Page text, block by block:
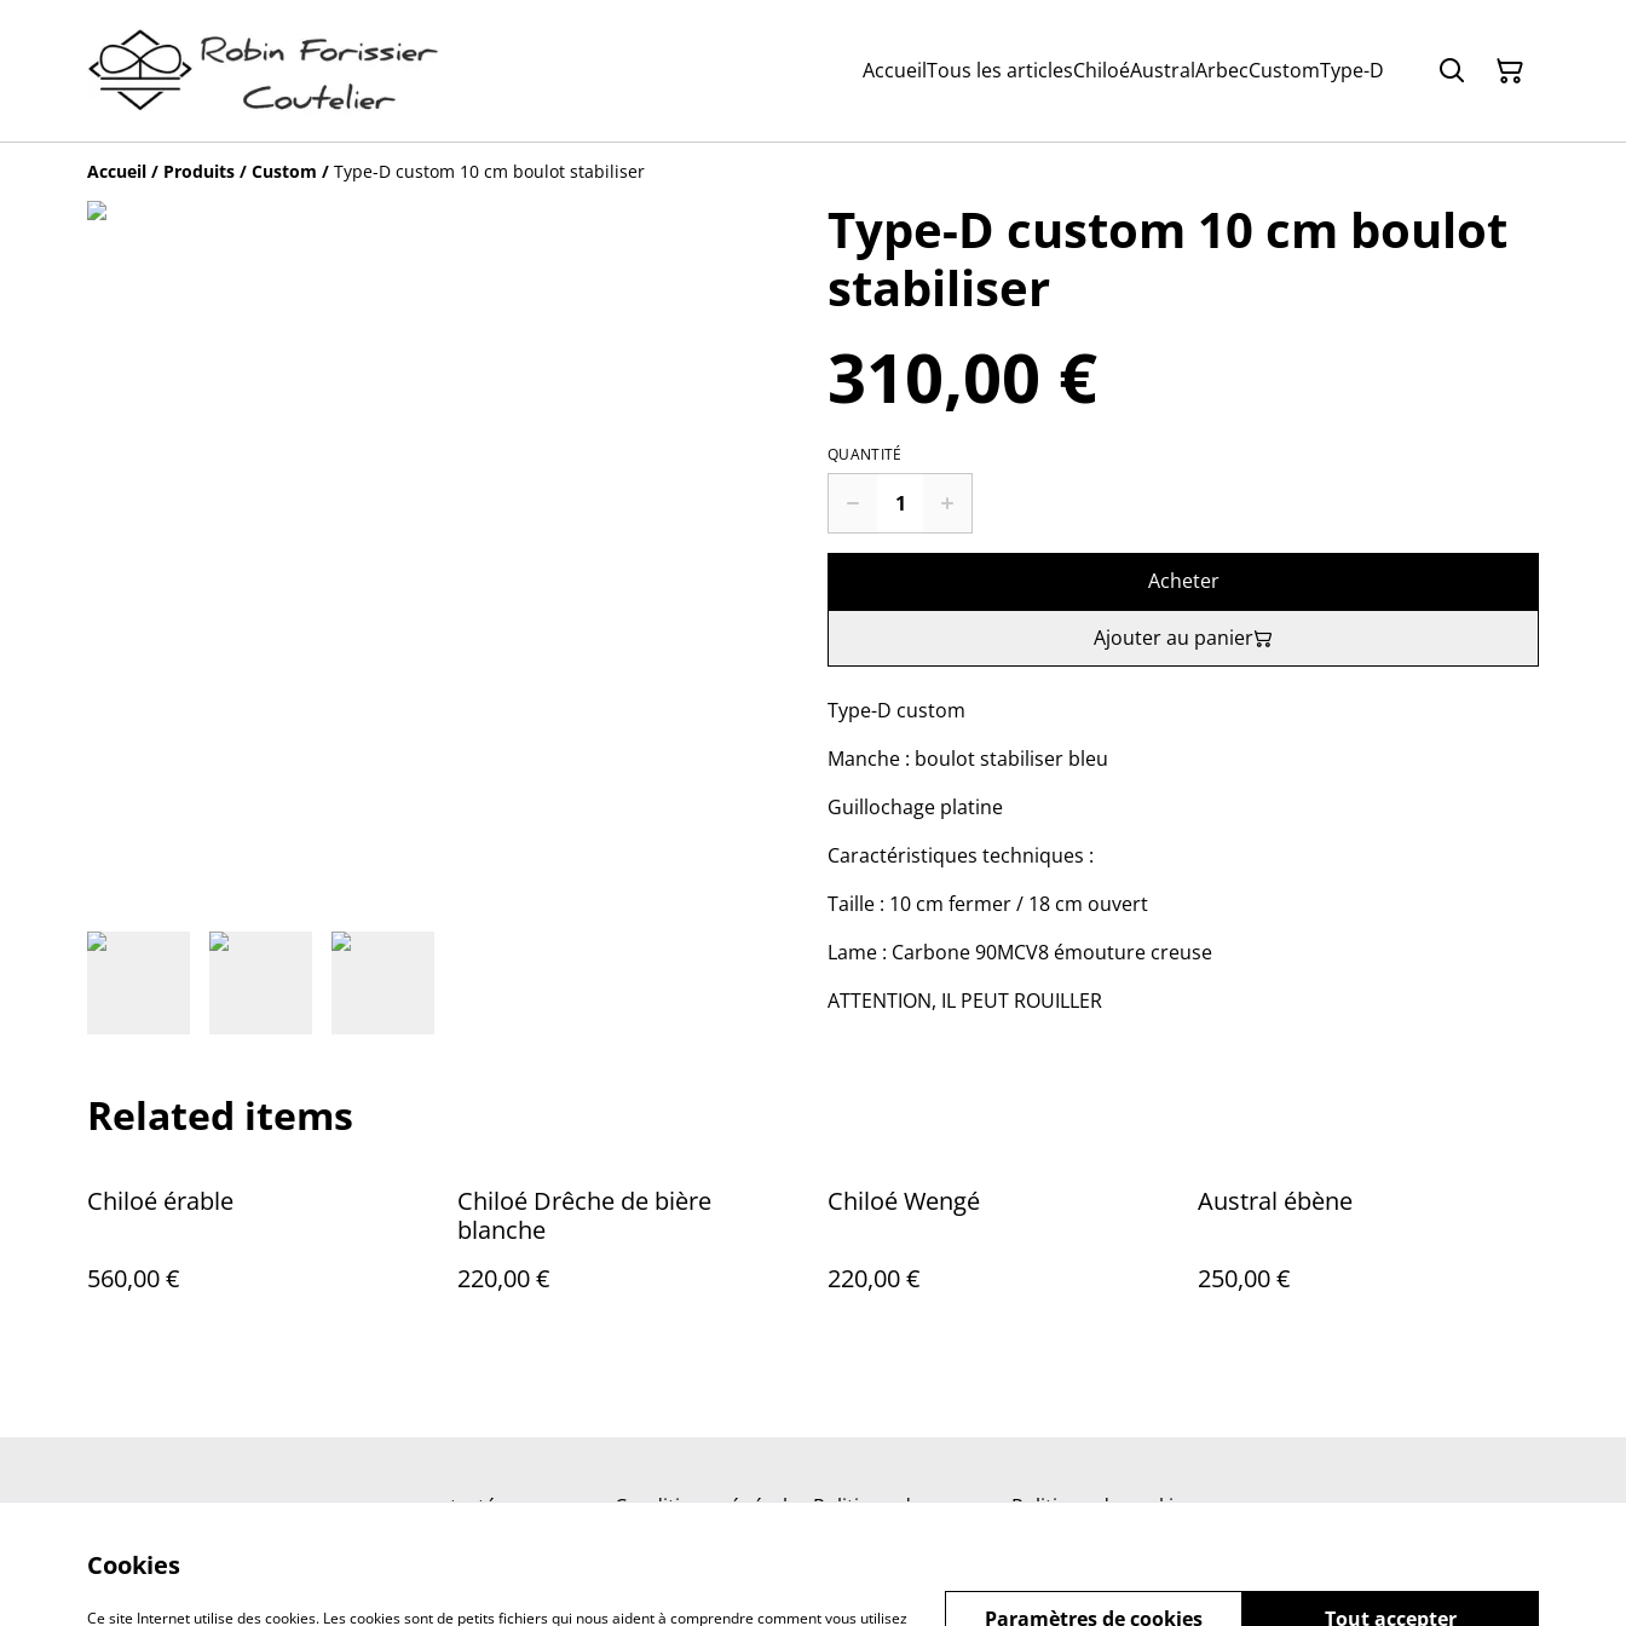
AccueilTous les articlesChiloéAustralArbecCustomType-D
Accueil / Produits / Custom / Type-D custom 10 cm boulot stabiliser
Type-D custom 10 cm boulot
stabiliser
310,00 €
QUANTITÉ
Acheter
Ajouter au panier
Type-D custom
Manche : boulot stabiliser bleu
Guillochage platine
Caractéristiques techniques :
Taille : 10 cm fermer / 18 cm ouvert
Lame : Carbone 90MCV8 émouture creuse
ATTENTION, IL PEUT ROUILLER
Related items
Chiloé érable
560,00 €
Chiloé Drêche de bière
blanche
220,00 €
Chiloé Wengé
220,00 €
Austral ébène
250,00 €
contacté-nous Conditions généralesPolitique de
Politique de cookies
Cookies
Ce site Internet utilise des cookies. Les cookies sont de petits fichiers qui nous aident à comprendre comment vous utilisez Tout accepter
Paramètres de cookies